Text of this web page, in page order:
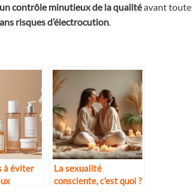
contrôle minutieux de la qualitéavant toute
risques d’électrocution
à éviter
La sexualité
consciente, c’est quoi ?